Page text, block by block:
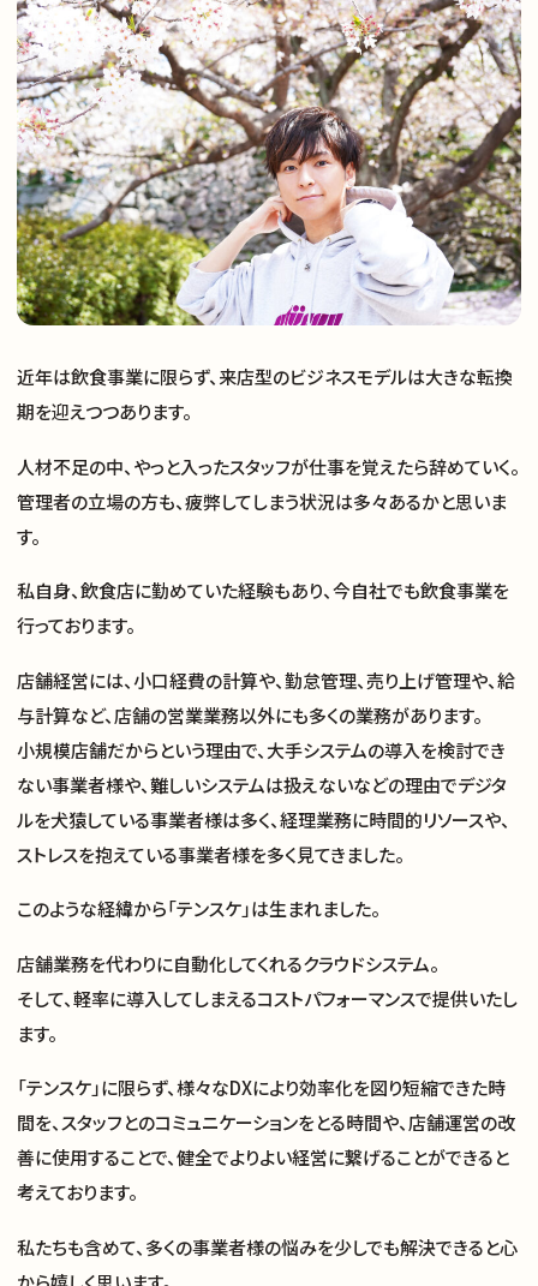
近年は飲食事業に限らず、来店型のビジネスモデルは大きな転換
期を迎えつつあります。
人材不足の中、やっと入ったスタッフが仕事を覚えたら辞めていく。
管理者の立場の方も、疲弊してしまう状況は多々あるかと思いま
す。
私自身、飲食店に勤めていた経験もあり、今自社でも飲食事業を
行っております。
店舗経営には、小口経費の計算や、勤怠管理、売り上げ管理や、給
与計算など、店舗の営業業務以外にも多くの業務があります。
小規模店舗だからという理由で、大手システムの導入を検討でき
ない事業者様や、難しいシステムは扱えないなどの理由でデジタ
ルを犬猿している事業者様は多く、経理業務に時間的リソースや、
ストレスを抱えている事業者様を多く見てきました。
このような経緯から「テンスケ」は生まれました。
店舗業務を代わりに自動化してくれるクラウドシステム。
そして、軽率に導入してしまえるコストパフォーマンスで提供いたし
ます。
「テンスケ」に限らず、様々なDXにより効率化を図り短縮できた時
間を、スタッフとのコミュニケーションをとる時間や、店舗運営の改
善に使用することで、健全でよりよい経営に繋げることができると
考えております。
私たちも含めて、多くの事業者様の悩みを少しでも解決できると心